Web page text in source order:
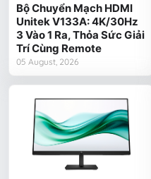
Bộ Chuyển Mạch HDMI
Unitek V133A: 4K/30Hz
3 Vào 1 Ra, Thỏa Sức Giải
Trí Cùng Remote
05 August, 2026